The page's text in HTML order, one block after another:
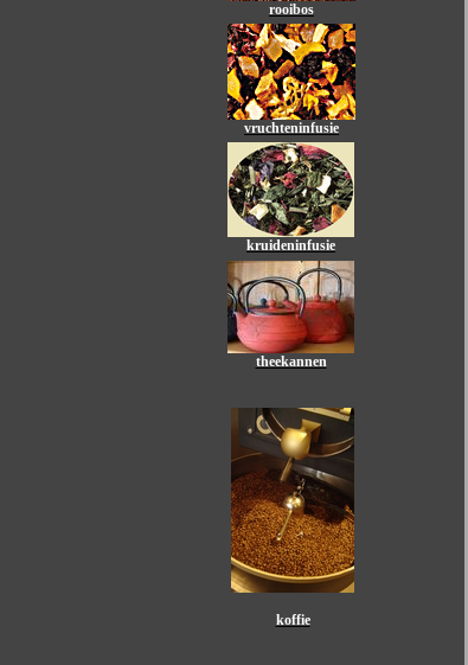
kruideninfusie
koffie
rooibos
vruchteninfusie
theekannen